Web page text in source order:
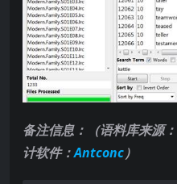
备注信息：（语料库来源：
计软件：Antconc）